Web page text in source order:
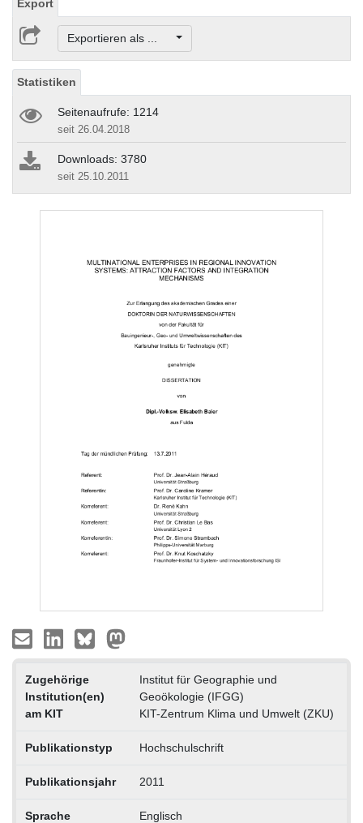
Export
Exportieren als ...
Statistiken
Seitenaufrufe: 1214
seit 26.04.2018
Downloads: 3780
seit 25.10.2011
Zugehörige
Institution(en)
am KIT
Institut für Geographie und
Geoökologie (IFGG)
KIT-Zentrum Klima und Umwelt (ZKU)
Publikationstyp Hochschulschrift
Publikationsjahr 2011
Sprache Englisch